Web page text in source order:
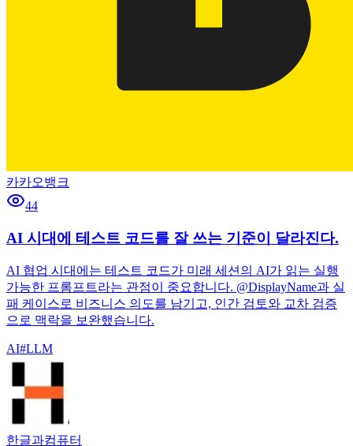
카카오뱅크
44
AI 시대에 테스트 코드를 잘 쓰는 기준이 달라진다.
AI 협업 시대에는 테스트 코드가 미래 세션의 AI가 읽는 실행
가능한 프롬프트라는 관점이 중요합니다. @DisplayName과 실
패 케이스로 비즈니스 의도를 남기고, 인간 검토와 교차 검증
으로 맥락을 보완했습니다.
AI#LLM
한글과컴퓨터